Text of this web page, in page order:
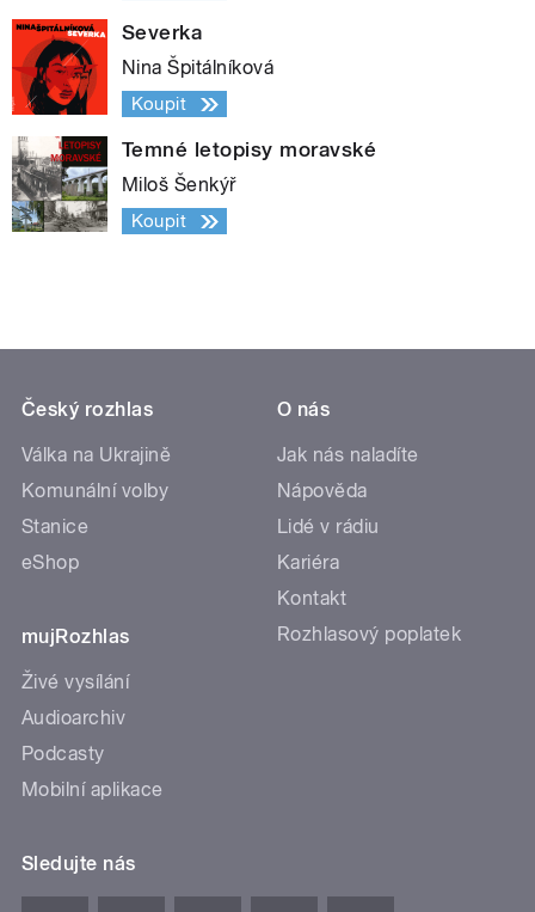
Severka
Nina Špitálníková
Koupit
Temné letopisy moravské
Miloš Šenkýř
Koupit
Český rozhlas
Válka na Ukrajině
Komunální volby
Stanice
eShop
mujRozhlas
Živé vysílání
Audioarchiv
Podcasty
Mobilní aplikace
O nás
Jak nás naladíte
Nápověda
Lidé v rádiu
Kariéra
Kontakt
Rozhlasový poplatek
Sledujte nás